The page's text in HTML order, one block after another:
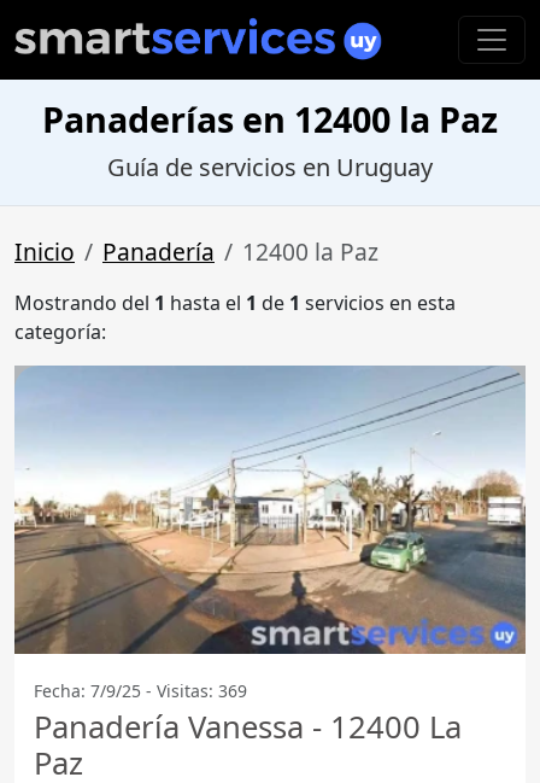
Panaderías en 12400 la Paz
Guía de servicios en Uruguay
Inicio Panadería 12400 la Paz
Mostrando del 1 hasta el 1 de 1 servicios en esta
categoría:
Fecha: 7/9/25 - Visitas: 369
Panadería Vanessa - 12400 La
Paz